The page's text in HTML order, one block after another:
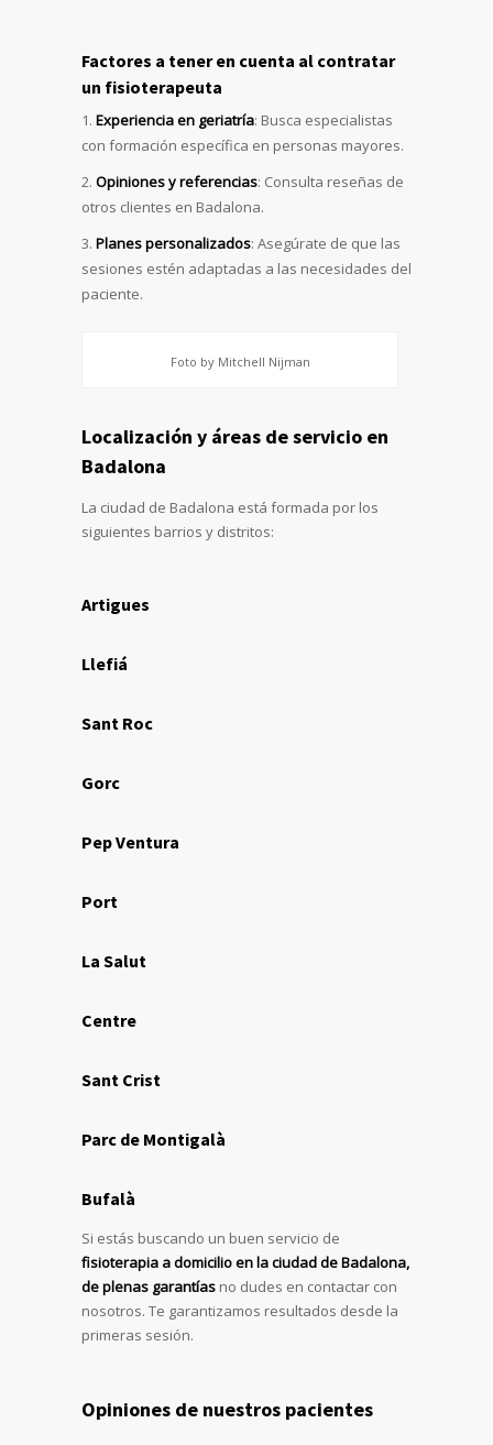
Factores a tener en cuenta al contratar
un fisioterapeuta
Experiencia en geriatría: Busca especialistas
con formación específica en personas mayores.
Opiniones y referencias: Consulta reseñas de
otros clientes en Badalona.
Planes personalizados: Asegúrate de que las
sesiones estén adaptadas a las necesidades del
paciente.
Foto by Mitchell Nijman
Localización y áreas de servicio en
Badalona
La ciudad de Badalona está formada por los
siguientes barrios y distritos:
Artigues
Llefiá
Sant Roc
Gorc
Pep Ventura
Port
La Salut
Centre
Sant Crist
Parc de Montigalà
Bufalà
Si estás buscando un buen servicio de
fisioterapia a domicilio en la ciudad de Badalona,
de plenas garantías no dudes en contactar con
nosotros. Te garantizamos resultados desde la
primeras sesión.
Opiniones de nuestros pacientes